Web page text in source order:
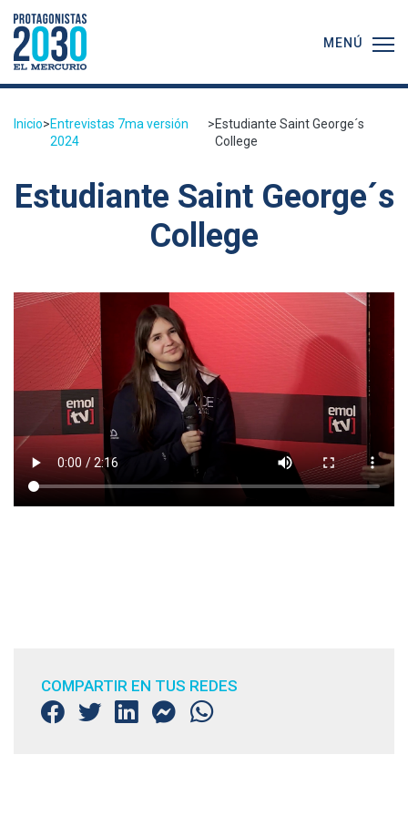
MENÚ
Inicio>Entrevistas 7ma versión
2024
>Estudiante Saint George´s
College
Estudiante Saint George´s
College
COMPARTIR EN TUS REDES